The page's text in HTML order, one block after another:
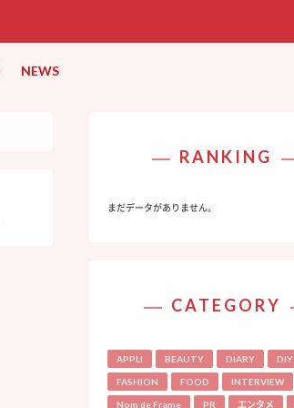
NEWS
RANKING
まだデータがありません。
CATEGORY
APPLI BEAUTY DIARY DIY
FASHION FOOD INTERVIEW
Nom de Frame PR エンタメ